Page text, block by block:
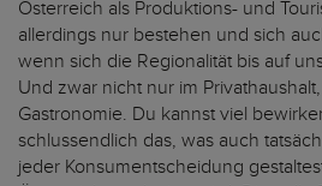
Österreich als Produktions- und
allerdings nur bestehen und sich
wenn sich die Regionalität bis auf
Und zwar nicht nur im
Gastronomie. Du kannst viel
schlussendlich das, was auch
jeder Konsumentscheidung